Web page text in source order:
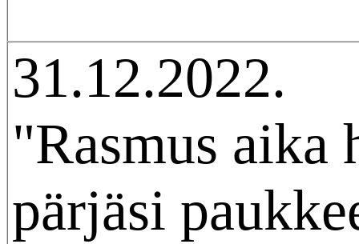
31.12.2022.
"Rasmus aika
pärjäsi